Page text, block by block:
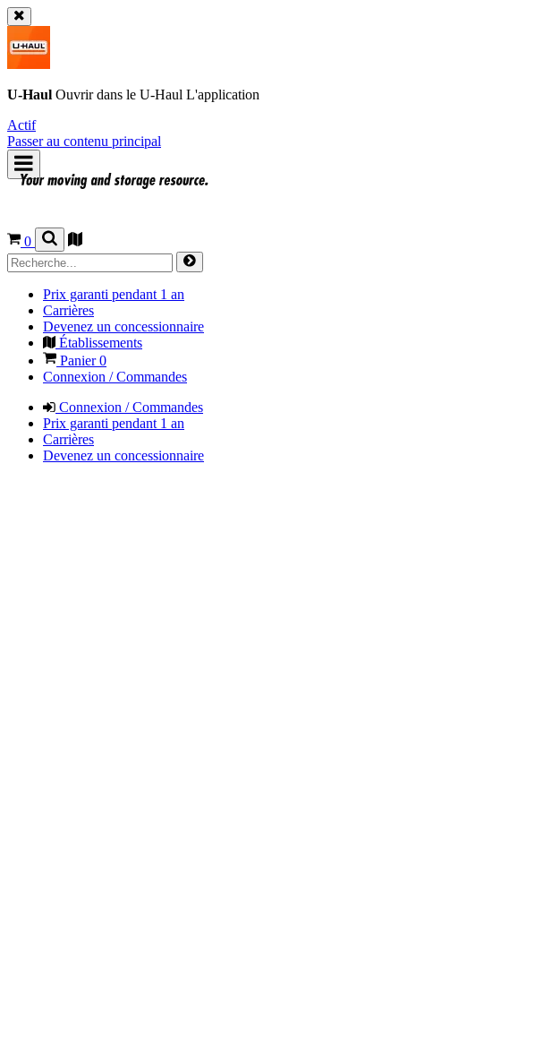
U-Haul Ouvrir dans le U-Haul L'application
Actif
Passer au contenu principal
0
Prix garanti pendant 1 an
Carrières
Devenez un concessionnaire
Établissements
Panier0
Connexion / Commandes
Connexion / Commandes
Prix garanti pendant 1 an
Carrières
Devenez un concessionnaire